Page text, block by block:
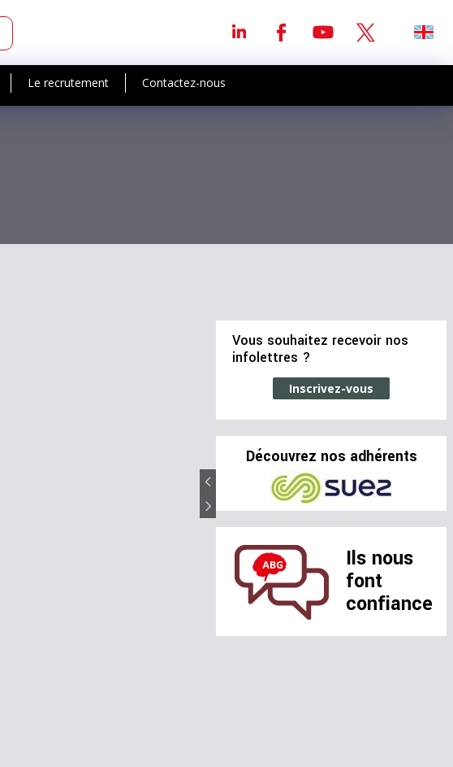
Le recrutement Contactez-nous
Vous souhaitez recevoir nos
infolettres ?
Inscrivez-vous
Découvrez nos adhérents
Ils nous
font
confiance